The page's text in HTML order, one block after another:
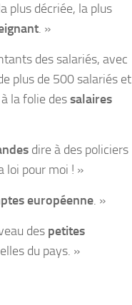
plus décriée, la plus
. »
des salariés, avec
plus de 500 salariés et
la folie dessalaires
dire à des policiers
loi pour moi ! »
européenne. »
des petites
du pays. »